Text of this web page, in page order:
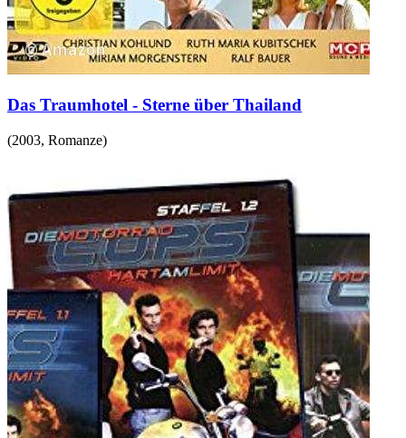
Das Traumhotel - Sterne über Thailand
(2003, Romanze)